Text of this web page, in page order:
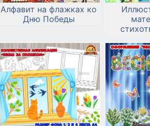
Алфавит на флажках ко
Дню Победы